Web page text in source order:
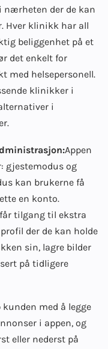
nærheten der de kan
Hver klinikk har all
beliggenhet på et
det enkelt for
med helsepersonell.
klinikker i
i
Appen
gjestemodus og
kan brukerne få
en konto.
tilgang til ekstra
der de kan holde
sin, lagre bilder
på tidligere
med å legge
i appen, og
eller nederst på